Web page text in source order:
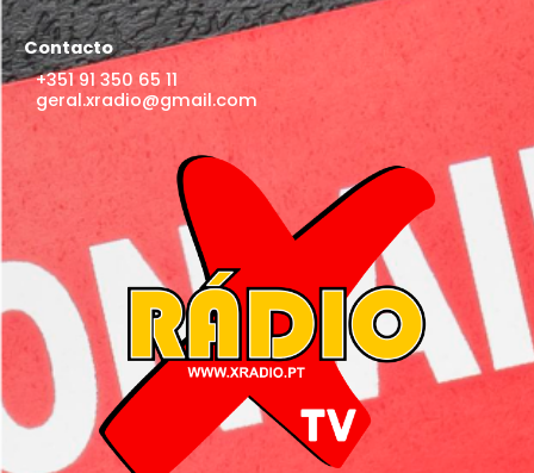
Contacto
+351 91 350 65 11
geral.xradio@gmail.com